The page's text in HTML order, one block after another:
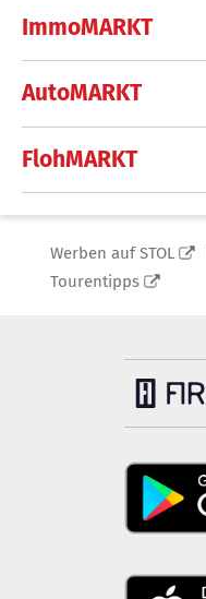
ImmoMARKT
AutoMARKT
FlohMARKT
Werben auf STOL
Tourentipps